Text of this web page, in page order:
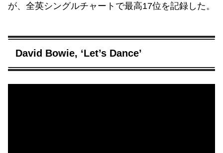
が、全英シングルチャートで最高17位を記録した。
David Bowie, ‘Let’s Dance’